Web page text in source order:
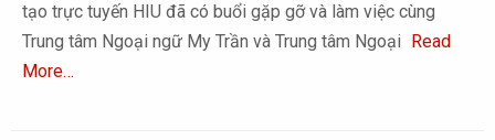
tạo trực tuyến HIU đã có buổi gặp gỡ và làm việc cùng
Trung tâm Ngoại ngữ My Trần và Trung tâm Ngoại Read
More…